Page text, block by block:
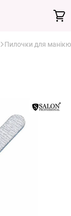
Пилочки для